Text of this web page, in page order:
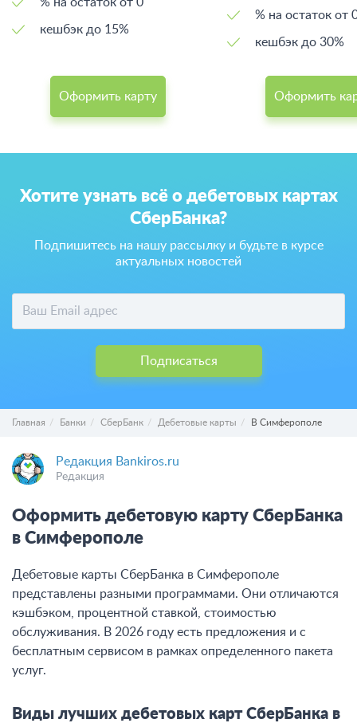
кешбэк до 15%
Оформить карту
% на остаток
кешбэк до 30%
Оформить
Хотите узнать всё о дебетовых картах
СберБанка?
Подпишитесь на нашу рассылку и будьте в курсе
актуальных новостей
Подписаться
Главная Банки СберБанк Дебетовые карты В Симферополе
Редакция Bankiros.ru
Редакция
Оформить дебетовую карту СберБанка
в Симферополе
Дебетовые карты СберБанка в Симферополе
представлены разными программами. Они отличаются
кэшбэком, процентной ставкой, стоимостью
обслуживания. В 2026 году есть предложения и с
бесплатным сервисом в рамках определенного пакета
услуг.
Виды лучших дебетовых карт СберБанка в